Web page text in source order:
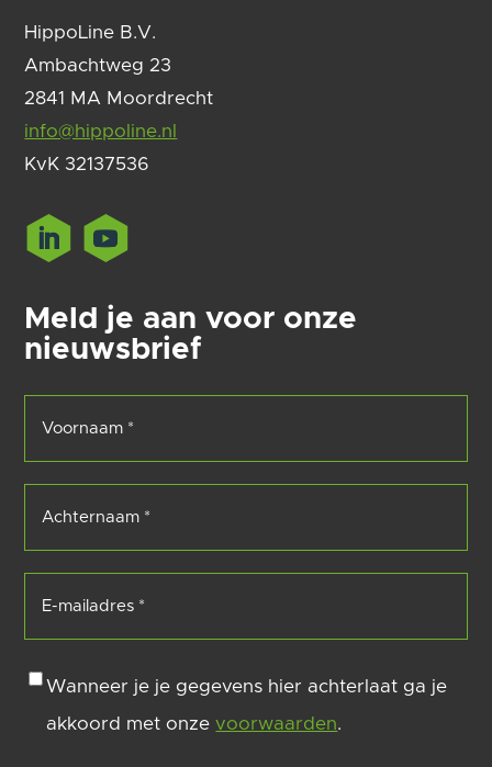
HippoLine B.V.
Ambachtweg 23
2841 MA Moordrecht
info@hippoline.nl
KvK 32137536
Meld je aan voor onze
nieuwsbrief
Consent
Wanneer je je gegevens hier achterlaat ga je
akkoord met onzevoorwaarden.